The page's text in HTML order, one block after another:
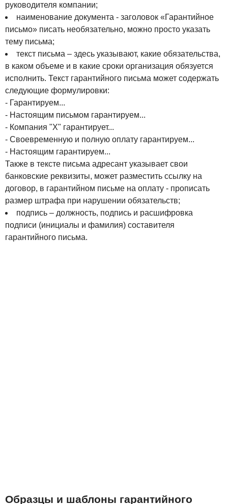
руководителя компании;
наименование документа - заголовок «Гарантийное
письмо» писать необязательно, можно просто указать
тему письма;
текст письма – здесь указывают, какие обязательства,
в каком объеме и в какие сроки организация обязуется
исполнить. Текст гарантийного письма может содержать
следующие формулировки:
- Гарантируем...
- Настоящим письмом гарантируем...
- Компания "Х" гарантирует...
- Своевременную и полную оплату гарантируем...
- Настоящим гарантируем...
Также в тексте письма адресант указывает свои
банковские реквизиты, может разместить ссылку на
договор, в гарантийном письме на оплату - прописать
размер штрафа при нарушении обязательств;
подпись – должность, подпись и расшифровка
подписи (инициалы и фамилия) составителя
гарантийного письма.
Образцы и шаблоны гарантийного